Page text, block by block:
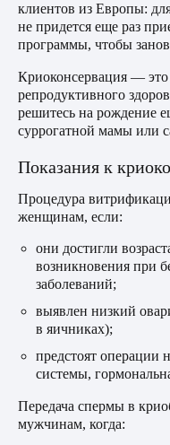
клиентов из Европы:
не придется еще раз
программы, чтобы
Криоконсервация — это
репродуктивного
решитесь на рождение
суррогатной мамы или
Показания к
Процедура
женщинам, если:
они достигли
возникновения при
заболеваний;
выявлен низкий
в яичниках);
предстоят операции
системы,
Передача спермы в
мужчинам, когда: